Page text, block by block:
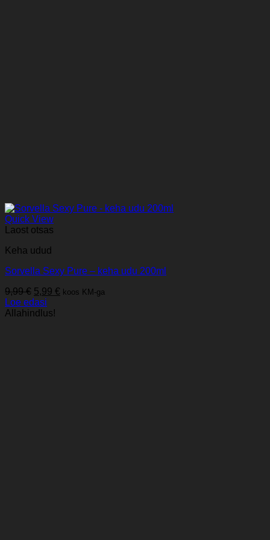
Quick View
Laost otsas
Keha udud
Sorvella Sexy Pure – keha udu 200ml
9,99€ Algne
hind
oli:
5,99 € Praegune
koos KM-ga
Loe edasi
Allahindlus!